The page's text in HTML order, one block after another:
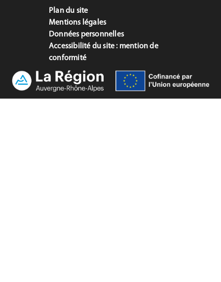
Plan du site
Mentions légales
Données personnelles
Accessibilité du site : mention de
conformité